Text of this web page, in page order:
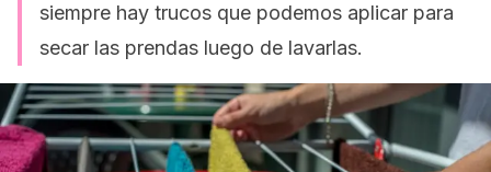
siempre hay trucos que podemos aplicar para
secar las prendas luego de lavarlas.